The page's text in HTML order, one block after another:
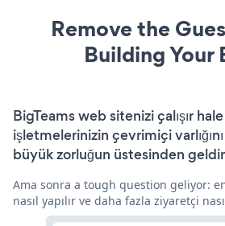
Remove the
Building Your
BigTeams web sitenizi çalışır
işletmelerinizin çevrimiçi
büyük zorluğun üstesinden
Ama sonra a tough question geliyor:
nasıl yapılır ve daha fazla ziyaretçi